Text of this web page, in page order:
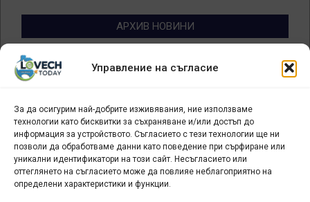
Управление на съгласие
За да осигурим най-добрите изживявания, ние използваме
технологии като бисквитки за съхраняване и/или достъп до
информация за устройството. Съгласието с тези технологии ще ни
позволи да обработваме данни като поведение при сърфиране или
уникални идентификатори на този сайт. Несъгласието или
оттеглянето на съгласието може да повлияе неблагоприятно на
определени характеристики и функции.
АРХИВ НОВИНИ
Архив
новини
БИЗНЕС
Арт галерия "Мостове" – магазин за изкуство
СЕВЕРОЗАПАДА ИНФОРМАЦИОНЕН БИЗНЕС
ТУРИСТИЧЕСКИ КЛЪСТЕР